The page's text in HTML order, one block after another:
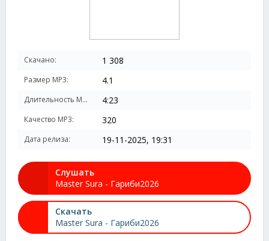
Скачано: 1 308
Размер MP3: 4.1
Длительность MP3: 4:23
Качество MP3: 320
Дата релиза: 19-11-2025, 19:31
Слушать
Master Sura - Гариби2026
Скачать
Master Sura - Гариби2026